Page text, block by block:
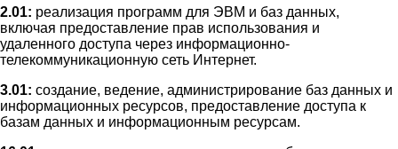
2.01: реализация программ для ЭВМ и баз данных,
включая предоставление прав использования и
удаленного доступа через информационно-
телекоммуникационную сеть Интернет.
3.01: создание, ведение, администрирование баз данных и
информационных ресурсов, предоставление доступа к
базам данных и информационным ресурсам.